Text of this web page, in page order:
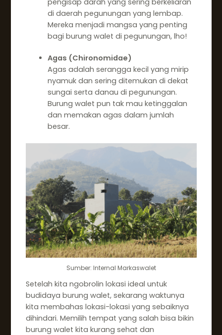
di daerah pegunungan yang lembap.
Mereka menjadi mangsa yang penting
bagi burung walet di pegunungan, lho!
Agas (Chironomidae)
Agas adalah serangga kecil yang mirip
nyamuk dan sering ditemukan di dekat
sungai serta danau di pegunungan.
Burung walet pun tak mau ketinggalan
dan memakan agas dalam jumlah
besar.
Sumber: Internal Markaswalet
Setelah kita ngobrolin lokasi ideal untuk
budidaya burung walet, sekarang waktunya
kita membahas lokasi-lokasi yang sebaiknya
dihindari. Memilih tempat yang salah bisa bikin
burung walet kita kurang sehat dan